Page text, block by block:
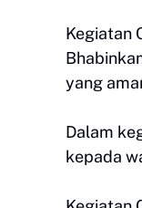
Kegiatan
yang
Dalam
kepada